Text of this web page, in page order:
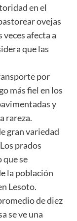
en el
ovejas
veces afecta a
que las
por
más fiel en los
y
rareza.
gran variedad
prados
se
la población
Lesoto.
de diez
se ve una